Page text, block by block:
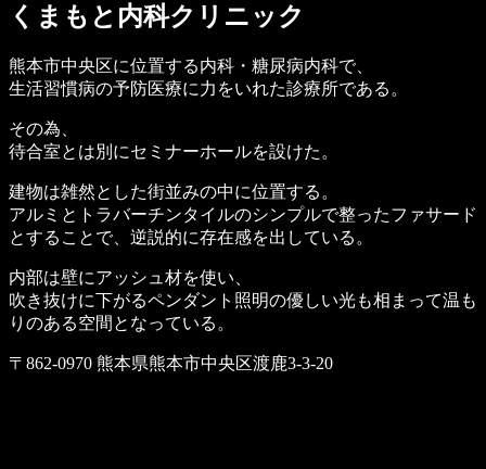
くまもと内科クリニック
熊本市中央区に位置する内科・糖尿病内科で、
生活習慣病の予防医療に力をいれた診療所である。
その為、
待合室とは別にセミナーホールを設けた。
建物は雑然とした街並みの中に位置する。
アルミとトラバーチンタイルのシンプルで整ったファサード
とすることで、逆説的に存在感を出している。
内部は壁にアッシュ材を使い、
吹き抜けに下がるペンダント照明の優しい光も相まって温も
りのある空間となっている。
〒862-0970 熊本県熊本市中央区渡鹿3-3-20